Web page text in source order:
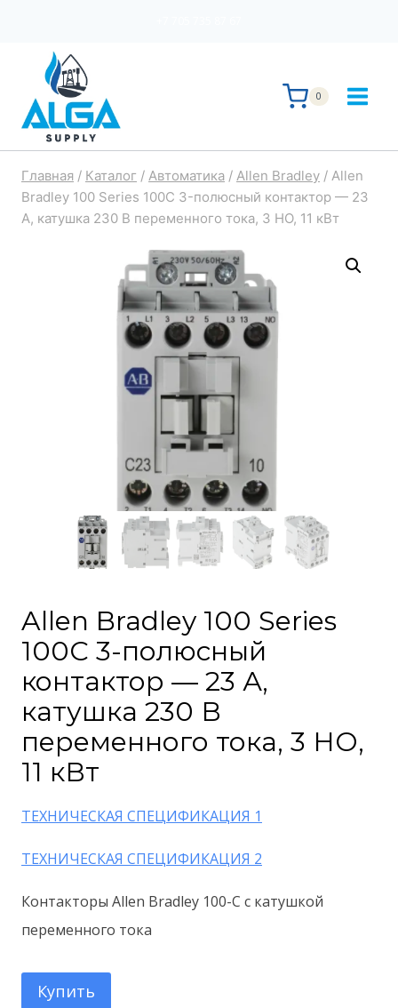
содержимому
0
Главная / Каталог / Автоматика / Allen Bradley / Allen
Bradley 100 Series 100C 3-полюсный контактор — 23
А, катушка 230 В переменного тока, 3 НО, 11 кВт
Allen Bradley 100 Series
100C 3-полюсный
контактор — 23 А,
катушка 230 В
переменного тока, 3 НО,
11 кВт
ТЕХНИЧЕСКАЯ СПЕЦИФИКАЦИЯ 1
ТЕХНИЧЕСКАЯ СПЕЦИФИКАЦИЯ 2
Контакторы Allen Bradley 100-C с катушкой
переменного тока
Купить